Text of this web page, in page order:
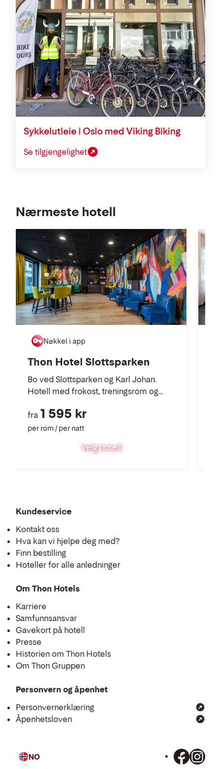
Sykkelutleie i Oslo med Viking Biking
Se tilgjengelighet
Se
kart
Nærmeste hotell
Thon Hotel Slottsparken
Bo ved Slottsparken og Karl Johan.
Hotell med frokost, treningsrom og
Nøkkel i app
fra 1 595 kr
per rom / per natt
Velg hotell
Kundeservice
Kontakt oss
Hva kan vi hjelpe deg med?
Finn bestilling
Hoteller for alle anledninger
Om Thon Hotels
Karriere
Samfunnsansvar
Gavekort på hotell
Presse
Historien om Thon Hotels
Om Thon Gruppen
Personvern og åpenhet
Personvernerklæring
Åpenhetsloven
Språk
NO